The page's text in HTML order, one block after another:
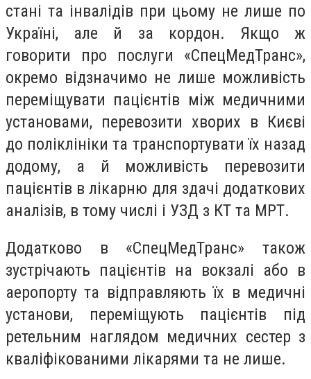
стані та інвалідів при цьому не лише по
Україні, але й за кордон. Якщо ж
говорити про послуги «СпецМедТранс»,
окремо відзначимо не лише можливість
переміщувати пацієнтів між медичними
установами, перевозити хворих в Києві
до поліклініки та транспортувати їх назад
додому, а й можливість перевозити
пацієнтів в лікарню для здачі додаткових
аналізів, в тому числі і УЗД з КТ та МРТ.
Додатково в «СпецМедТранс» також
зустрічають пацієнтів на вокзалі або в
аеропорту та відправляють їх в медичні
установи, переміщують пацієнтів під
ретельним наглядом медичних сестер з
кваліфікованими лікарями та не лише.